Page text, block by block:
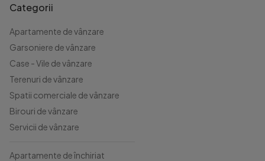
Categorii
Apartamente de vânzare
Garsoniere de vânzare
Case - Vile de vânzare
Terenuri de vânzare
Spatii comerciale de vânzare
Birouri de vânzare
Servicii de vânzare
Apartamente de închiriat